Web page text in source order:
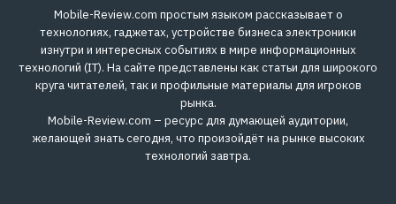
Mobile-Review.com простым языком рассказывает о
технологиях, гаджетах, устройстве бизнеса электроники
изнутри и интересных событиях в мире информационных
технологий (IT). На сайте представлены как статьи для широкого
круга читателей, так и профильные материалы для игроков
рынка.
Mobile-Review.com – ресурс для думающей аудитории,
желающей знать сегодня, что произойдёт на рынке высоких
технологий завтра.